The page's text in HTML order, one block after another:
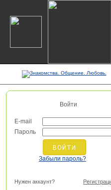
Войти
E-mail
Пароль
Забыли пароль?
Нужен аккаунт?